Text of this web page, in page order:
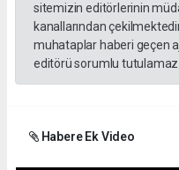
sitemizin editörlerinin
kanallarından
muhataplar haberi geçen
editörü sorumlu
Habere Ek Video